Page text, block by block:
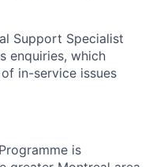
Support Specialist
enquiries, which
in-service issues
is